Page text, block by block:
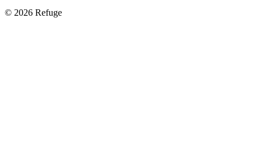
© 2026 Refuge